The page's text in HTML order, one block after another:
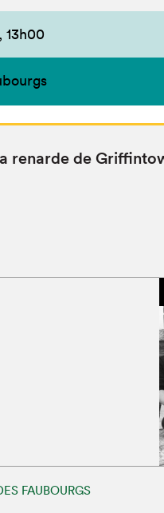
13h00
renarde de
FAUBOURGS